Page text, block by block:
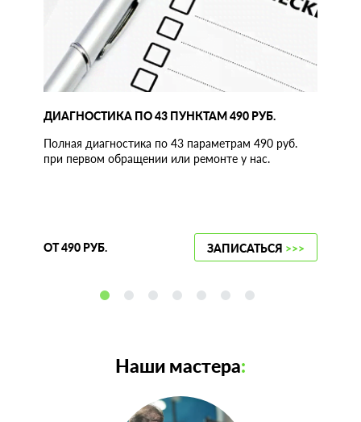
ДИАГНОСТИКА ПО 43 ПУНКТАМ 490 РУБ.
Полная диагностика по 43 параметрам 490 руб.
при первом обращении или ремонте у нас.
ОТ 490 РУБ. ЗАПИСАТЬСЯ >>>
Наши мастера: